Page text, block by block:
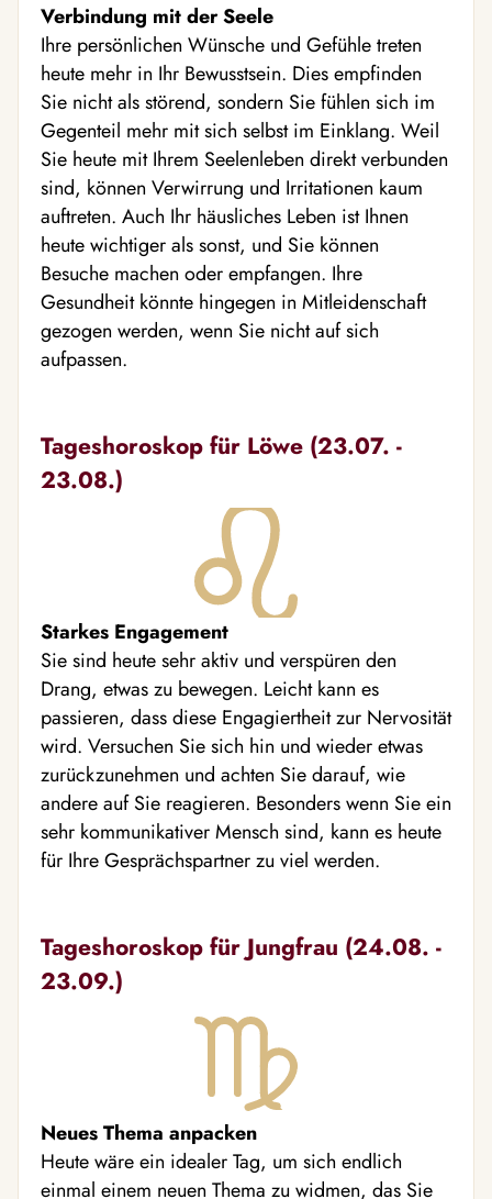
Verbindung mit der Seele
Ihre persönlichen Wünsche und Gefühle treten
heute mehr in Ihr Bewusstsein. Dies empfinden
Sie nicht als störend, sondern Sie fühlen sich im
Gegenteil mehr mit sich selbst im Einklang. Weil
Sie heute mit Ihrem Seelenleben direkt verbunden
sind, können Verwirrung und Irritationen kaum
auftreten. Auch Ihr häusliches Leben ist Ihnen
heute wichtiger als sonst, und Sie können
Besuche machen oder empfangen. Ihre
Gesundheit könnte hingegen in Mitleidenschaft
gezogen werden, wenn Sie nicht auf sich
aufpassen.
Tageshoroskop für Löwe (23.07. -
23.08.)
Starkes Engagement
Sie sind heute sehr aktiv und verspüren den
Drang, etwas zu bewegen. Leicht kann es
passieren, dass diese Engagiertheit zur Nervosität
wird. Versuchen Sie sich hin und wieder etwas
zurückzunehmen und achten Sie darauf, wie
andere auf Sie reagieren. Besonders wenn Sie ein
sehr kommunikativer Mensch sind, kann es heute
für Ihre Gesprächspartner zu viel werden.
Tageshoroskop für Jungfrau (24.08. -
23.09.)
Neues Thema anpacken
Heute wäre ein idealer Tag, um sich endlich
einmal einem neuen Thema zu widmen, das Sie